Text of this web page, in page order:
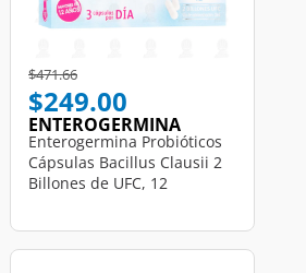
Price reduced from
$471.66to
$249.00
ENTEROGERMINA
Enterogermina Probióticos
Cápsulas Bacillus Clausii 2
Billones de UFC, 12